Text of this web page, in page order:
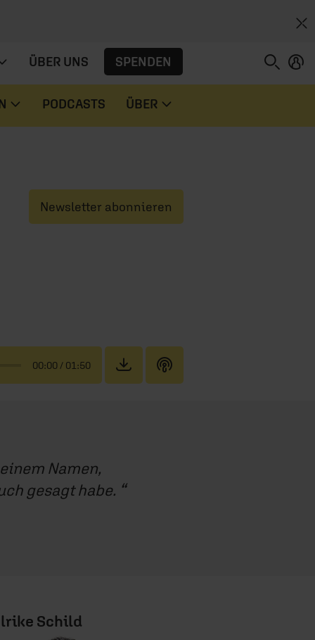
ÜBER UNS SPENDEN
PODCASTS ÜBER
Newsletter abonnieren
00:00/ 01:50
Namen,
gesagt habe.
Schild